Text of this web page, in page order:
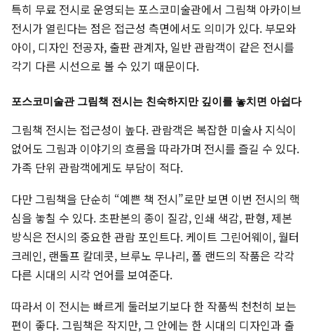
특히 무료 전시로 운영되는 포스코미술관에서 그림책 아카이브
전시가 열린다는 점은 접근성 측면에서도 의미가 있다. 부모와
아이, 디자인 전공자, 출판 관계자, 일반 관람객이 같은 전시를
각기 다른 시선으로 볼 수 있기 때문이다.
포스코미술관 그림책 전시는 친숙하지만 깊이를 놓치면 아쉽다
그림책 전시는 접근성이 높다. 관람객은 복잡한 미술사 지식이
없어도 그림과 이야기의 흐름을 따라가며 전시를 즐길 수 있다.
가족 단위 관람객에게도 부담이 적다.
다만 그림책을 단순히 “예쁜 책 전시”로만 보면 이번 전시의 핵
심을 놓칠 수 있다. 초판본의 종이 질감, 인쇄 색감, 판형, 제본
방식은 전시의 중요한 관람 포인트다. 케이트 그린어웨이, 월터
크레인, 랜돌프 칼데콧, 브루노 무나리, 폴 랜드의 작품은 각각
다른 시대의 시각 언어를 보여준다.
따라서 이 전시는 빠르게 둘러보기보다 한 작품씩 천천히 보는
편이 좋다. 그림책은 작지만, 그 안에는 한 시대의 디자인과 출